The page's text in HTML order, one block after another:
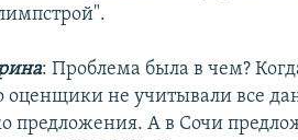
: Проблема была в чем?
оценщики не учитывали все
предложения. А в Сочи